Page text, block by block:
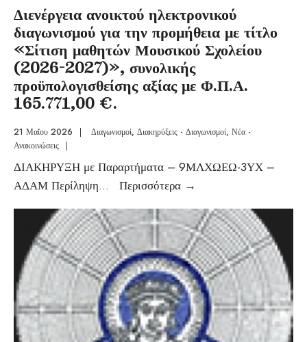
Διενέργεια ανοικτού ηλεκτρονικού
διαγωνισμού για την προμήθεια με τίτλο
«Σίτιση μαθητών Μουσικού Σχολείου
(2026-2027)», συνολικής
προϋπολογισθείσης αξίας με Φ.Π.Α.
165.771,00 €.
21 Μαΐου 2026 Διαγωνισμοί, Διακηρύξεις - Διαγωνισμοί, Νέα -
Ανακοινώσεις
ΔΙΑΚΗΡΥΞΗ με Παραρτήματα – 9ΜΛΧΩΕΩ-3ΥΧ –
ΑΔΑΜ Περίληψη... Περισσότερα →